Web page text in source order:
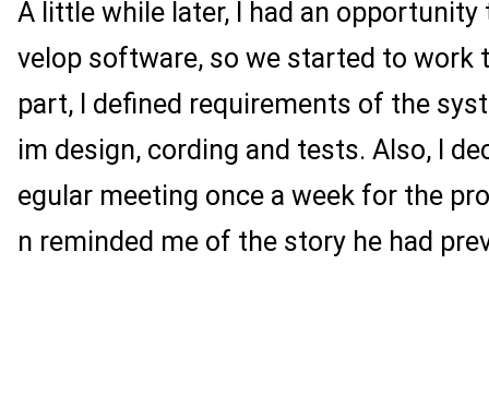
A little while later, I had an opportunity
velop software, so we started to work
part, I defined requirements of the
im design, cording and tests. Also, I
egular meeting once a week for the
n reminded me of the story he had